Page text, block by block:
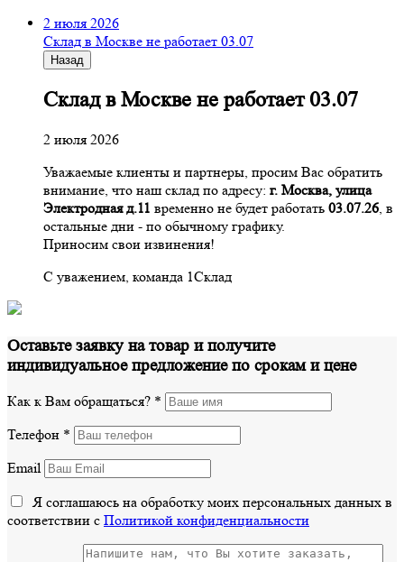
2 июля 2026
Склад в Москве не работает 03.07
Назад
Склад в Москве не работает 03.07
2 июля 2026
Уважаемые клиенты и партнеры, просим Вас обратить
внимание, что наш склад по адресу: г. Москва, улица
Электродная д.11 временно не будет работать 03.07.26, в
остальные дни - по обычному графику.
Приносим свои извинения!
С уважением, команда 1Склад
Оставьте заявку на товар и получите
индивидуальное предложение по срокам и цене
Как к Вам обращаться? *
Телефон *
Email
Я соглашаюсь на обработку моих персональных данных в
соответствии с Политикой конфиденциальности